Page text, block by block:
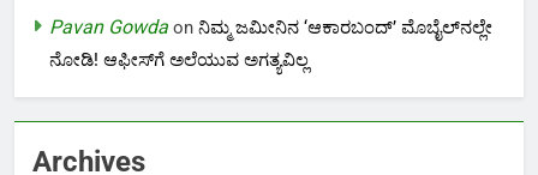
Pavan Gowda on ನಿಮ್ಮ ಜಮೀನಿನ ‘ಆಕಾರಬಂದ್’ ಮೊಬೈಲ್‌ನಲ್ಲೇ
ನೋಡಿ! ಆಫೀಸ್‌ಗೆ ಅಲೆಯುವ ಅಗತ್ಯವಿಲ್ಲ
Archives